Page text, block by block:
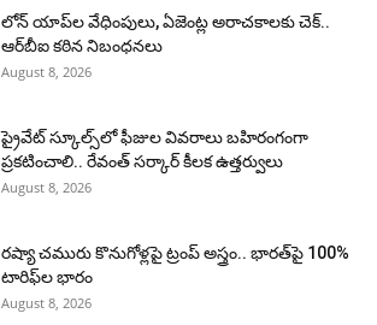
లోన్ యాప్‌ల వేధింపులు, ఏజెంట్ల అరాచకాలకు చెక్..
ఆర్‌బీఐ కఠిన నిబంధనలు
August 8, 2026
ప్రైవేట్ స్కూల్స్‌లో ఫీజుల వివరాలు బహిరంగంగా
ప్రకటించాలి.. రేవంత్ సర్కార్ కీలక ఉత్తర్వులు
August 8, 2026
రష్యా చమురు కొనుగోళ్లపై ట్రంప్ అస్త్రం.. భారత్‌పై 100%
టారిఫ్‌ల భారం
August 8, 2026